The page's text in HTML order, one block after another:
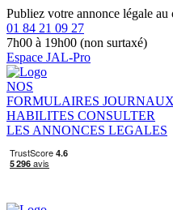
Publiez votre annonce légale au
01 84 21 09 27
7h00 à 19h00 (non surtaxé)
Espace JAL-Pro
NOS
FORMULAIRES JOURNAUX
HABILITES CONSULTER
LES ANNONCES LEGALES